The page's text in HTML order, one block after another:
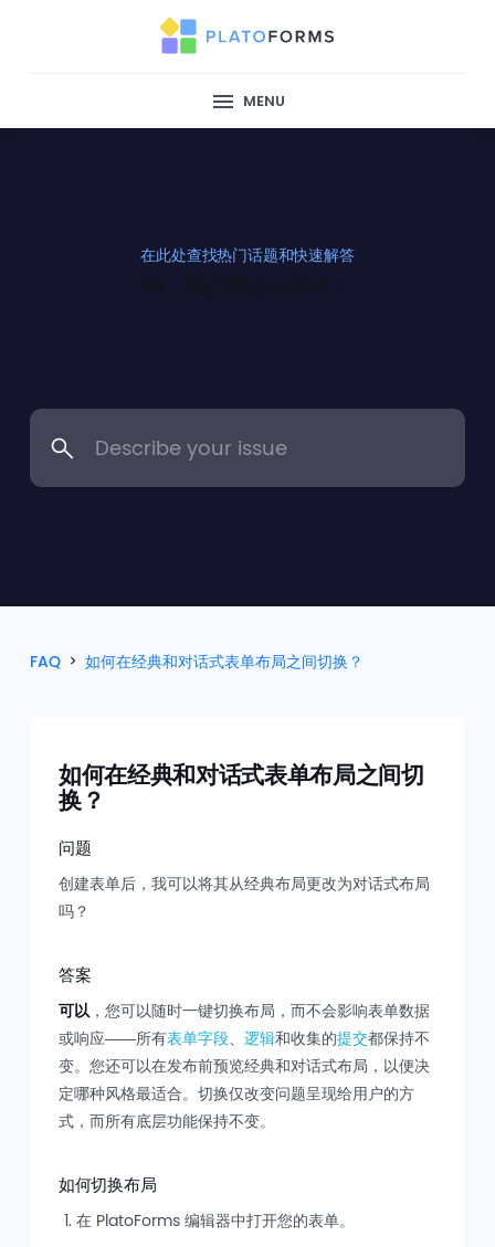
MENU
在此处查找热门话题和快速解答
FAQ 如何在经典和对话式表单布局之间切换？
如何在经典和对话式表单布局之间切
换？
问题
创建表单后，我可以将其从经典布局更改为对话式布局
吗？
答案
可以，您可以随时一键切换布局，而不会影响表单数据
或响应——所有表单字段、 逻辑和收集的提交都保持不
变。您还可以在发布前预览经典和对话式布局，以便决
定哪种风格最适合。切换仅改变问题呈现给用户的方
式，而所有底层功能保持不变。
如何切换布局
在 PlatoForms 编辑器中打开您的表单。